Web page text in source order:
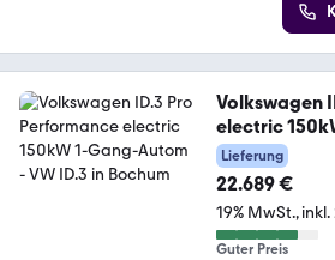
Volkswagen
electric
Lieferung
22.689 €
19% MwSt.
Guter Preis